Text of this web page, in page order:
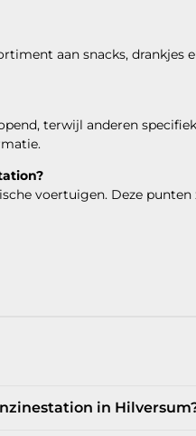
aan snacks, drankjes
terwijl anderen
voertuigen. Deze
in